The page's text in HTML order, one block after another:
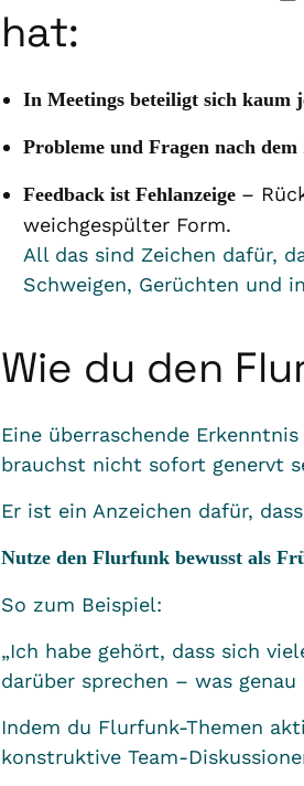
hat:
In Meetings beteiligt sich kaum
Probleme und Fragen nach
Feedback ist Fehlanzeige –
weichgespülter Form.
All das sind Zeichen dafür,
Schweigen, Gerüchten und
Wie du den
Eine überraschende
brauchst nicht sofort genervt
Er ist ein Anzeichen dafür,
Nutze den Flurfunk bewusst als
So zum Beispiel:
„Ich habe gehört, dass sich
darüber sprechen – was
Indem du Flurfunk-Themen
konstruktive Team-